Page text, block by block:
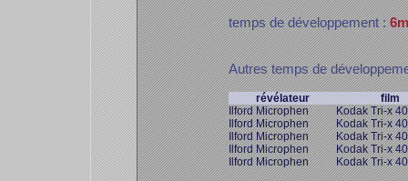
temps de développement :
Autres temps de
révélateur
film
Ilford Microphen
Kodak Tri-x
Ilford Microphen
Kodak Tri-x
Ilford Microphen
Kodak Tri-x
Ilford Microphen
Kodak Tri-x
Ilford Microphen
Kodak Tri-x